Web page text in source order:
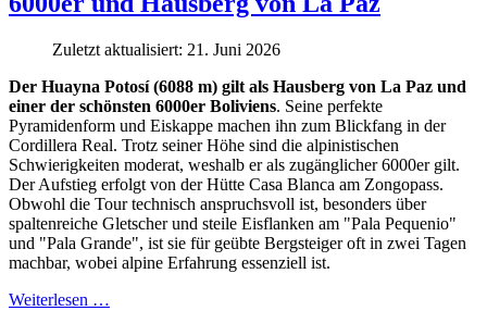
Zuletzt aktualisiert: 21. Juni 2026
Der Huayna Potosí (6088 m) gilt als Hausberg von La Paz und
einer der schönsten 6000er Boliviens. Seine perfekte
Pyramidenform und Eiskappe machen ihn zum Blickfang in der
Cordillera Real. Trotz seiner Höhe sind die alpinistischen
Schwierigkeiten moderat, weshalb er als zugänglicher 6000er gilt.
Der Aufstieg erfolgt von der Hütte Casa Blanca am Zongopass.
Obwohl die Tour technisch anspruchsvoll ist, besonders über
spaltenreiche Gletscher und steile Eisflanken am "Pala Pequenio"
und "Pala Grande", ist sie für geübte Bergsteiger oft in zwei Tagen
machbar, wobei alpine Erfahrung essenziell ist.
Weiterlesen …